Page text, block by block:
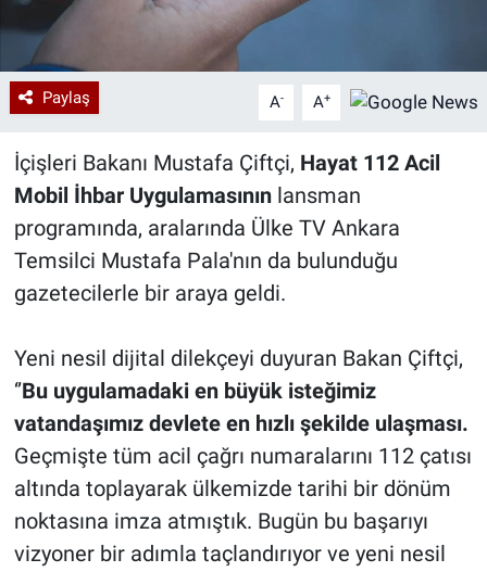
Paylaş A- A+
İçişleri Bakanı Mustafa Çiftçi, Hayat 112 Acil
Mobil İhbar Uygulamasınınlansman
programında, aralarında Ülke TV Ankara
Temsilci Mustafa Pala'nın da bulunduğu
gazetecilerle bir araya geldi.
Yeni nesil dijital dilekçeyi duyuran Bakan Çiftçi,
‘’Bu uygulamadaki en büyük isteğimiz
vatandaşımız devlete en hızlı şekilde ulaşması.
Geçmişte tüm acil çağrı numaralarını 112 çatısı
altında toplayarak ülkemizde tarihi bir dönüm
noktasına imza atmıştık. Bugün bu başarıyı
vizyoner bir adımla taçlandırıyor ve yeni nesil
Ramazan